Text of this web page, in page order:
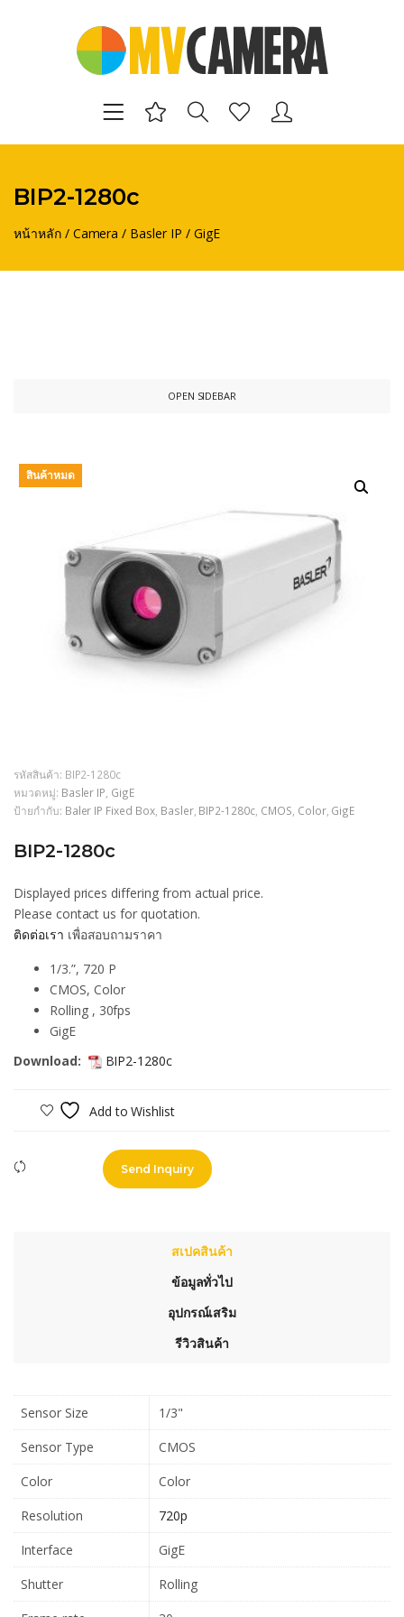
BIP2-1280c
หน้าหลัก/ Camera / Basler IP / GigE
OPEN SIDEBAR
สินค้าหมด
รหัสสินค้า: BIP2-1280c
หมวดหมู่: Basler IP GigE
ป้ายกำกับ: Baler IP Fixed Box, Basler, BIP2-1280c CMOS Color, GigE
BIP2-1280c
Displayed prices differing from actual price.
Please contact us for quotation.
ติดต่อเรา เพื่อสอบถามราคา
1/3.”, 720 P
CMOS, Color
Rolling , 30fps
GigE
Download:
BIP2-1280c
Add to Wishlist
Send Inquiry
สเปคสินค้า
ข้อมูลทั่วไป
อุปกรณ์เสริม
รีวิวสินค้า
Sensor Size
1/3"
Sensor Type
CMOS
Color
Color
Resolution
720p
Interface
GigE
Shutter
Rolling